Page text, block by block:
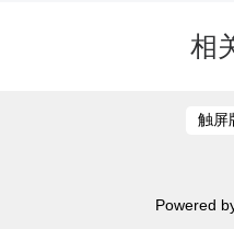
相
触屏
Powered